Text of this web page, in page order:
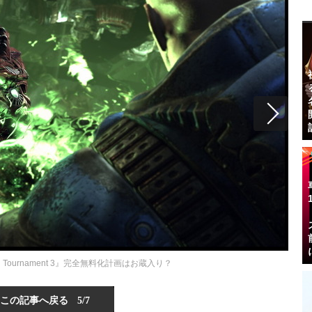
3』完全無料化計画はお蔵入り？
この記事へ戻る 5/7